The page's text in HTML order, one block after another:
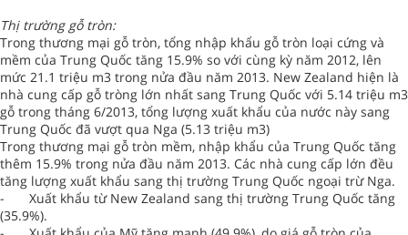
Thị trường gỗ tròn:
Trong thương mại gỗ tròn, tổng nhập khẩu gỗ tròn loại cứng và
mềm của Trung Quốc tăng 15.9% so với cùng kỳ năm 2012, lên
mức 21.1 triệu m3 trong nửa đầu năm 2013. New Zealand hiện là
nhà cung cấp gỗ tròng lớn nhất sang Trung Quốc với 5.14 triệu m3
gỗ trong tháng 6/2013, tổng lượng xuất khẩu của nước này sang
Trung Quốc đã vượt qua Nga (5.13 triệu m3)
Trong thương mại gỗ tròn mềm, nhập khẩu của Trung Quốc tăng
thêm 15.9% trong nửa đầu năm 2013. Các nhà cung cấp lớn đều
tăng lượng xuất khẩu sang thị trường Trung Quốc ngoại trừ Nga.
-
Xuất khẩu từ New Zealand sang thị trường Trung Quốc tăng
(35.9%).